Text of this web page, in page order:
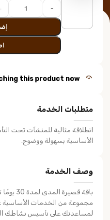
this product now!
متطلبات الخدمة
انطلاقة مثالية للمنشآت تحت
الأساسية بسهولة ووضوح.
وصف الخدمة
باقة
مجموعة من الخدمات الأساسية
لمساعدتك على تأسيس نشاطك